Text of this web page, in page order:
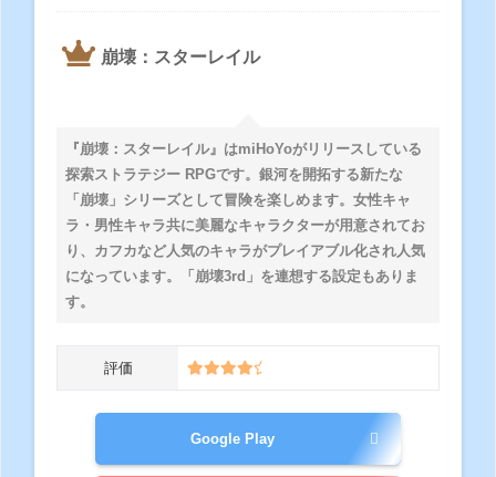
崩壊：スターレイル
『崩壊：スターレイル』はmiHoYoがリリースしている
探索ストラテジー RPGです。銀河を開拓する新たな
「崩壊」シリーズとして冒険を楽しめます。女性キャ
ラ・男性キャラ共に美麗なキャラクターが用意されてお
り、カフカなど人気のキャラがプレイアブル化され人気
になっています。「崩壊3rd」を連想する設定もありま
す。
評価
Google Play